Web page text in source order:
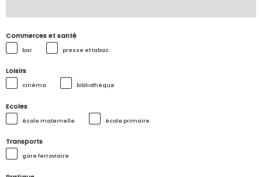
Commerces et santé
bar presse et tabac
Loisirs
cinéma bibliothèque
Ecoles
école maternelle école primaire
Transports
gare ferroviaire